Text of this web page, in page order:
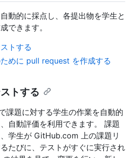
動的に採点し、各提出物を学生と
できます。
トする
めに pull request を作成する
トする
課題に対する学生の作業を自動的
自動評価を利用できます。 課題
学生が GitHub.com 上の課題リ
たびに、テストがすぐに実行され